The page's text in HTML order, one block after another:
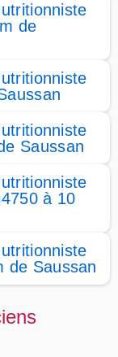
de
Saussan
à 10
de Saussan